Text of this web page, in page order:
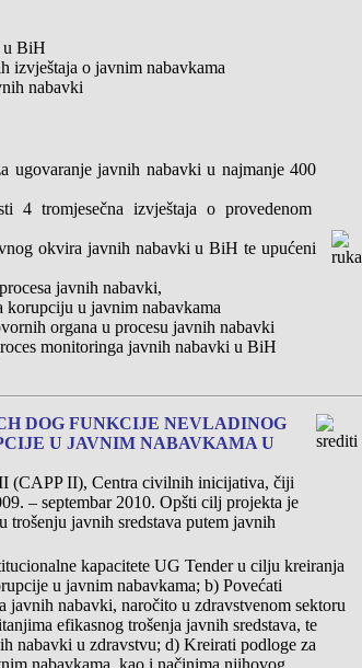
u BiH
o javnim nabavkama
nabavki
javnih nabavki u najmanje 400
tromjesečna izvještaja o provedenom
okvira javnih nabavki u BiH te upućeni
javnih nabavki,
u javnim nabavkama
organa u procesu javnih nabavki
monitoringa javnih nabavki u BiH
DOG FUNKCIJE NEVLADINOG
U JAVNIM NABAVKAMA U
(CAPP II), Centra civilnih inicijativa, čiji
– septembar 2010. Opšti cilj projekta je
trošenju javnih sredstava putem javnih
kapacitete UG Tender u cilju kreiranja
u javnim nabavkama; b) Povećati
javnih nabavki, naročito u zdravstvenom sektoru
efikasnog trošenja javnih sredstava, te
nabavki u zdravstvu; d) Kreirati podloge za
nabavkama, kao i načinima njihovog